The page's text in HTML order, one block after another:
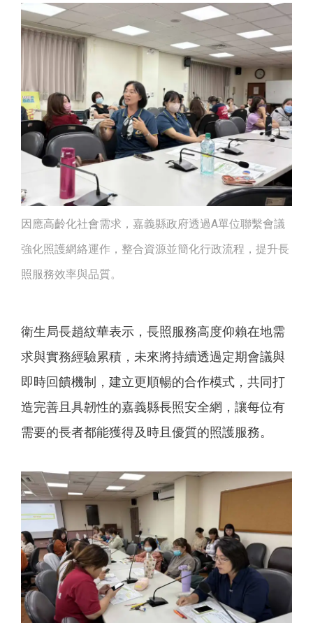
因應高齡化社會需求，嘉義縣政府透過A單位聯繫會議
強化照護網絡運作，整合資源並簡化行政流程，提升長
照服務效率與品質。
衛生局長趙紋華表示，長照服務高度仰賴在地需
求與實務經驗累積，未來將持續透過定期會議與
即時回饋機制，建立更順暢的合作模式，共同打
造完善且具韌性的嘉義縣長照安全網，讓每位有
需要的長者都能獲得及時且優質的照護服務。